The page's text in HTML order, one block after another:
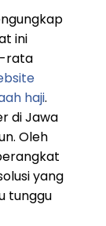
ini
rata
haji.
di Jawa
Oleh
yang
tunggu